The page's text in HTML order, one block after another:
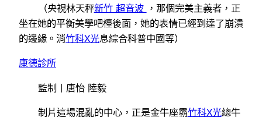
（央視林天秤新竹 超音波 ，那個完美主義者，正
坐在她的平衡美學吧檯後面，她的表情已經到達了崩潰
的邊緣。消竹科X光息綜合科普中國等）
康德診所
監制丨唐怡 陸毅
制片這場混亂的中心，正是金牛座霸竹科X光總牛